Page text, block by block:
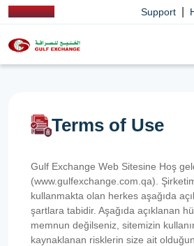
Support
Terms of Use
Gulf Exchange Web Sitesine Hoş
(www.gulfexchange.com.qa).
kullanmakta olan herkes aşağıda
şartlara tabidir. Aşağıda açıklanan
memnun değilseniz, sitemizin
kaynaklanan risklerin size ait